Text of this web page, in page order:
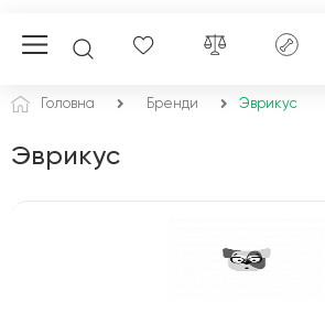
Головна Бренди Эврикус
Эврикус